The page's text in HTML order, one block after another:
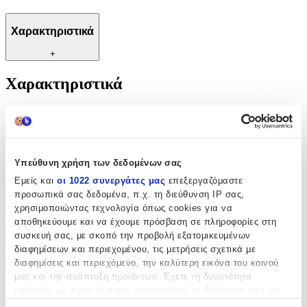
Υπεύθυνη χρήση των δεδομένων σας
Εμείς και οι 1022 συνεργάτες μας επεξεργαζόμαστε
προσωπικά σας δεδομένα, π.χ. τη διεύθυνση IP σας,
χρησιμοποιώντας τεχνολογία όπως cookies για να
αποθηκεύουμε και να έχουμε πρόσβαση σε πληροφορίες στη
συσκευή σας, με σκοπό την προβολή εξατομικευμένων
διαφημίσεων και περιεχομένου, τις μετρήσεις σχετικά με
διαφημίσεις και περιεχόμενο, την καλύτερη εικόνα του κοινού
μας και την ανάπτυξη προϊόντων. Έχετε τη δυνατότητα
Χαρακτηριστικά
+
Χαρακτηριστικά
Υλικό
Μεταλλικό
Κατασκευαστής:
OEM
Αξιολογήσεις
Προς το παρόν δεν υπάρχουν άλλες αξιολογήσεις. Όταν
προστεθούν, θα εμφανιστούν εδώ.
Η τελική βαθμολογία βασίζεται αποκλειστικά σε κριτικές χρηστών